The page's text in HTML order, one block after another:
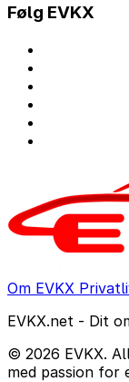
Følg EVKX
Om EVKX
EVKX.net - Dit
© 2026 EVKX.
med passion for